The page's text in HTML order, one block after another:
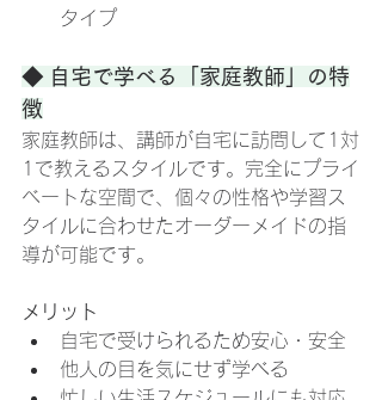
タイプ
◆ 自宅で学べる「家庭教師」の特
徴
家庭教師は、講師が自宅に訪問して1対
1で教えるスタイルです。完全にプライ
ベートな空間で、個々の性格や学習ス
タイルに合わせたオーダーメイドの指
導が可能です。
メリット
自宅で受けられるため安心・安全
他人の目を気にせず学べる